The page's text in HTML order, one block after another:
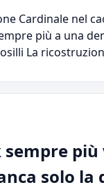
Cardinale nel
più a una
La
sempre
solo la